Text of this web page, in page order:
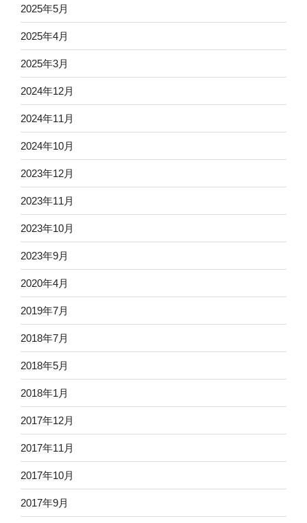
2025年5月
2025年4月
2025年3月
2024年12月
2024年11月
2024年10月
2023年12月
2023年11月
2023年10月
2023年9月
2020年4月
2019年7月
2018年7月
2018年5月
2018年1月
2017年12月
2017年11月
2017年10月
2017年9月